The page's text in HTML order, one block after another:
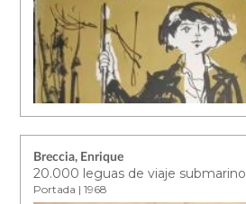
Breccia, Enrique
20.000 leguas de viaje submarino
Portada | 1968